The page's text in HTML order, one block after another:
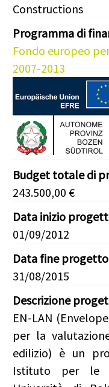
Constructions
Programma di
Fondo europeo
2007-2013
Budget totale di
243.500,00 €
Data inizio
01/09/2012
Data fine progetto
31/08/2015
Descrizione
EN-LAN
per la
edilizio) è un
Istituto per le